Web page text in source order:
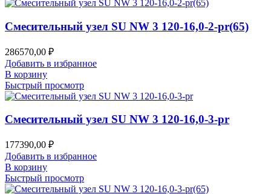
Смесительный узел SU NW 3 120-16,0-2-pr(65)
286570,00 ₽
Добавить в избранное
В корзину
Быстрый просмотр
Смесительный узел SU NW 3 120-16,0-3-pr
177390,00 ₽
Добавить в избранное
В корзину
Быстрый просмотр